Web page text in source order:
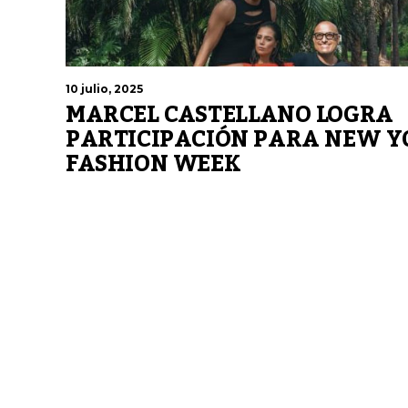
10 julio, 2025
MARCEL CASTELLANO LOGRA
PARTICIPACIÓN PARA NEW
FASHION WEEK